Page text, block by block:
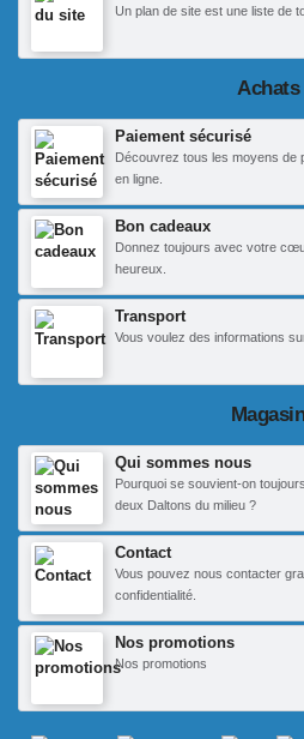
Un plan de site est une liste de
Achats
Paiement sécurisé
Découvrez tous les moyens de
en ligne.
Bon cadeaux
Donnez toujours avec votre
heureux.
Transport
Vous voulez des informations
Qui sommes nous
Pourquoi se souvient-on
deux Daltons du milieu ?
Contact
Vous pouvez nous contacter
confidentialité.
Nos promotions
Nos promotions